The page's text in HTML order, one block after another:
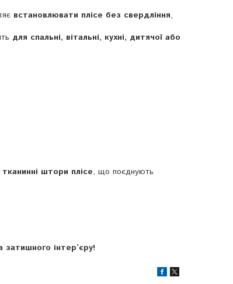
встановлювати плісе без свердління,
для спальні, вітальні, кухні, дитячої або
тканинні штори плісе, що поєднують
затишного інтер’єру!